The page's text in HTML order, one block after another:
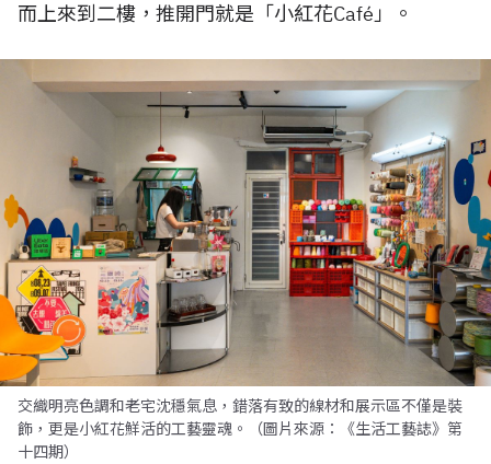
而上來到二樓，推開門就是「小紅花Café」。
交織明亮色調和老宅沈穩氣息，錯落有致的線材和展示區不僅是裝
飾，更是小紅花鮮活的工藝靈魂。（圖片來源：《生活工藝誌》第
十四期）